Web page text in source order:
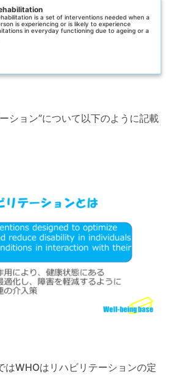
is a set of interventions needed when a
is experiencing or is likely to experience
in everyday functioning due to ageing or a
ション”について以下のように記載
はWHOはリハビリテーションの定